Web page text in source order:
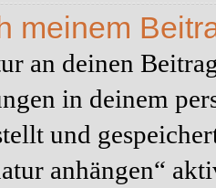
meinem
an deinen
in deinem
und
anhängen“